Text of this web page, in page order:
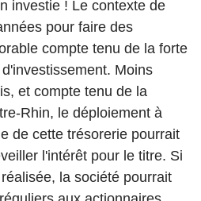
investie ! Le contexte de
pour faire des
compte tenu de la forte
Moins
et compte tenu de la
Rhin, le déploiement à
de cette trésorerie pourrait
l'intérêt pour le titre. Si
la société pourrait